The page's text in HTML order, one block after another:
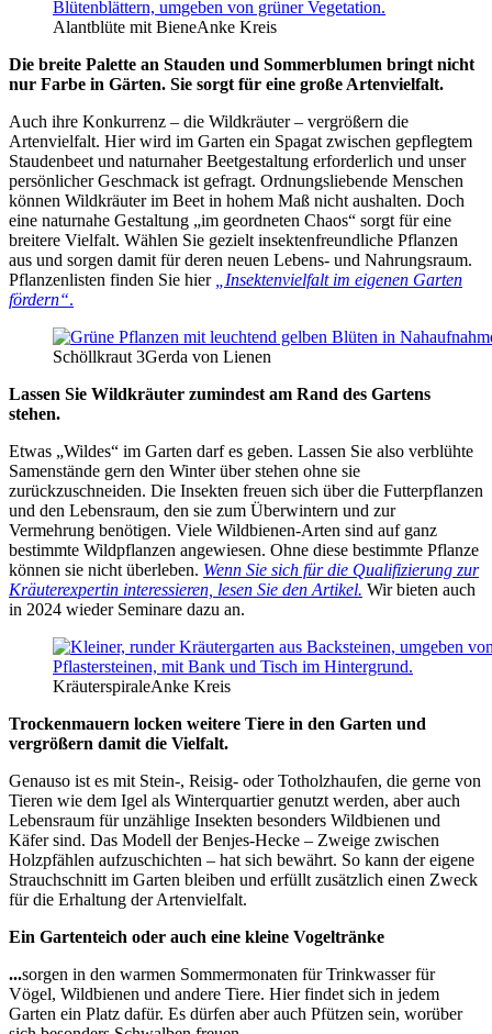
Alantblüte mit BieneAnke Kreis
Die breite Palette an Stauden und Sommerblumen bringt nicht
nur Farbe in Gärten. Sie sorgt für eine große Artenvielfalt.
Auch ihre Konkurrenz – die Wildkräuter – vergrößern die
Artenvielfalt. Hier wird im Garten ein Spagat zwischen gepflegtem
Staudenbeet und naturnaher Beetgestaltung erforderlich und unser
persönlicher Geschmack ist gefragt. Ordnungsliebende Menschen
können Wildkräuter im Beet in hohem Maß nicht aushalten. Doch
eine naturnahe Gestaltung „im geordneten Chaos“ sorgt für eine
breitere Vielfalt. Wählen Sie gezielt insektenfreundliche Pflanzen
aus und sorgen damit für deren neuen Lebens- und Nahrungsraum.
Pflanzenlisten finden Sie hier
„Insektenvielfalt im eigenen Garten
fördern“.
Schöllkraut 3Gerda von Lienen
Lassen Sie Wildkräuter zumindest am Rand des Gartens
stehen.
Etwas „Wildes“ im Garten darf es geben. Lassen Sie also verblühte
Samenstände gern den Winter über stehen ohne sie
zurückzuschneiden. Die Insekten freuen sich über die Futterpflanzen
und den Lebensraum, den sie zum Überwintern und zur
Vermehrung benötigen. Viele Wildbienen-Arten sind auf ganz
bestimmte Wildpflanzen angewiesen. Ohne diese bestimmte Pflanze
können sie nicht überleben. Wenn Sie sich für die Qualifizierung zur
Kräuterexpertin interessieren, lesen Sie den Artikel. Wir bieten auch
in 2024 wieder Seminare dazu an.
KräuterspiraleAnke Kreis
Trockenmauern locken weitere Tiere in den Garten und
vergrößern damit die Vielfalt.
Genauso ist es mit Stein-, Reisig- oder Totholzhaufen, die gerne von
Tieren wie dem Igel als Winterquartier genutzt werden, aber auch
Lebensraum für unzählige Insekten besonders Wildbienen und
Käfer sind. Das Modell der Benjes-Hecke – Zweige zwischen
Holzpfählen aufzuschichten – hat sich bewährt. So kann der eigene
Strauchschnitt im Garten bleiben und erfüllt zusätzlich einen Zweck
für die Erhaltung der Artenvielfalt.
Ein Gartenteich oder auch eine kleine Vogeltränke
...sorgen in den warmen Sommermonaten für Trinkwasser für
Vögel, Wildbienen und andere Tiere. Hier findet sich in jedem
Garten ein Platz dafür. Es dürfen aber auch Pfützen sein, worüber